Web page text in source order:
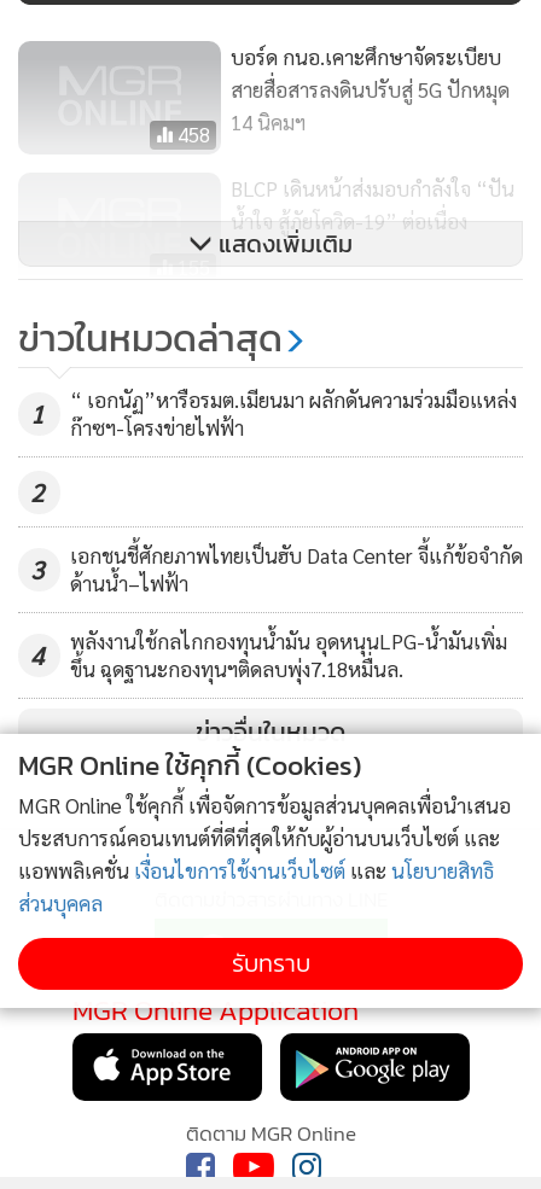
ซึ่งเป็นเอกชนให้ผลประโยชน์ต่อภาครัฐเป็นอย่างมาก” นาย
ขณะเดียวกัน ได้มีการหารือถึงการแพร่ระบาดของไวรัสโควิด-19
ซึ่งได้ส่งผลกระทบต่อการพัฒนาเศรษฐกิจและสังคมเป็นอย่าง
มาก โดยภายหลังการหารือฝ่ายแคนาดาได้รับทราบแนวทางของ
ประเทศไทยในการป้องกันการระบาดในระยะที่ 2 และการฟื้นฟู
458
บอร์ด กนอ.เคาะศึกษาจัดระเบียบ
สายสื่อสารลงดินปรับสู่ 5G ปักหมุด
14 นิคมฯ
155
BLCP เดินหน้าส่งมอบกำลังใจ “ปัน
น้ำใจ สู้ภัยโควิด-19” ต่อเนื่อง
761
บริการเต็มรูปแบบตุลาคมนี้
แสดงเพิ่มเติม
ข่าวในหมวดล่าสุด
1
“ เอกนัฏ”หารือรมต.เมียนมา ผลักดันความร่วมมือแหล่ง
ก๊าซฯ-โครงข่ายไฟฟ้า
2
3
เอกชนชี้ศักยภาพไทยเป็นฮับ Data Center จี้แก้ข้อจำกัด
ด้านน้ำ–ไฟฟ้า
4
พลังงานใช้กลไกกองทุนน้ำมัน อุดหนุนLPG-น้ำมันเพิ่ม
ขึ้น ฉุดฐานะกองทุนฯติดลบพุ่ง7.18หมื่นล.
ข่าวอื่นในหมวด
MGR Online Application
ติดตาม MGR Online
MGR Online ใช้คุกกี้ (Cookies)
MGR Online ใช้คุกกี้ เพื่อจัดการข้อมูลส่วนบุคคลเพื่อนำเสนอ
ประสบการณ์คอนเทนต์ที่ดีที่สุดให้กับผู้อ่านบนเว็บไซต์ และ
แอพพลิเคชั่น เงื่อนไขการใช้งานเว็บไซต์ และ นโยบายสิทธิ
ส่วนบุคคล
รับทราบ